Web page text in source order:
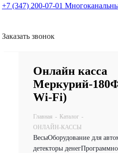
+7 (347) 200-07-01
Заказать звонок
Онлайн касса
Меркурий-
Wi-Fi)
Главная - Каталог -
ОНЛАЙН-КАССЫ
ВесыОборудование для
детекторы денег